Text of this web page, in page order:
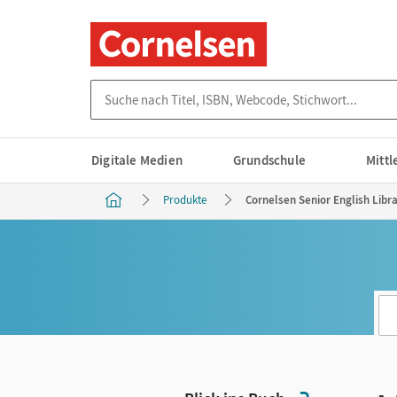
Digitale Medien Grundschule
Produkte Cornelsen Senior English